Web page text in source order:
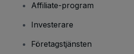
Affiliate-program
Investerare
Företagstjänsten